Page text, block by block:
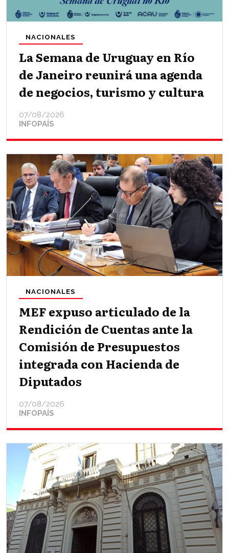
La Semana de Uruguay en Río
de Janeiro reunirá una agenda
de negocios, turismo y cultura
INFOPAÍS
NACIONALES
07/08/2026
MEF expuso articulado de la
Rendición de Cuentas ante la
Comisión de Presupuestos
integrada con Hacienda de
Diputados
INFOPAÍS
NACIONALES
07/08/2026